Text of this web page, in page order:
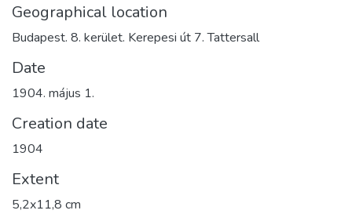
Geographical location
Budapest. 8. kerület. Kerepesi út 7. Tattersall
Date
1904. május 1.
Creation date
1904
Extent
5,2x11,8 cm